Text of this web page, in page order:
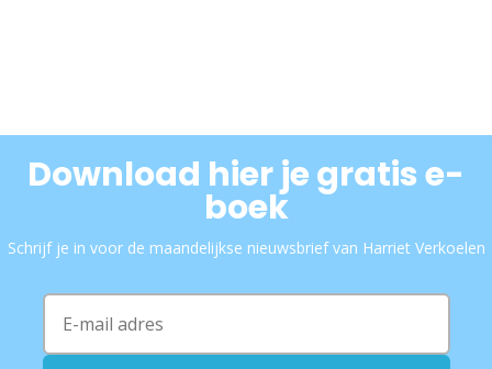
Download hier je gratis e-
boek
Schrijf je in voor de maandelijkse nieuwsbrief van Harriet Verkoelen